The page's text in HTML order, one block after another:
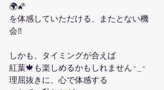
🌍🌠
を体感していただける、またとない機
会‼️
しかも、タイミングが合えば
紅葉🍁も楽しめるかもしれません^_^
理屈抜きに、心で体感する